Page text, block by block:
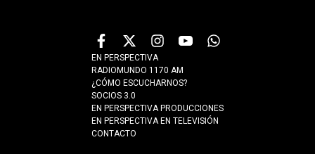
EN PERSPECTIVA
RADIOMUNDO 1170 AM
¿CÓMO ESCUCHARNOS?
SOCIOS 3.0
EN PERSPECTIVA PRODUCCIONES
EN PERSPECTIVA EN TELEVISIÓN
CONTACTO